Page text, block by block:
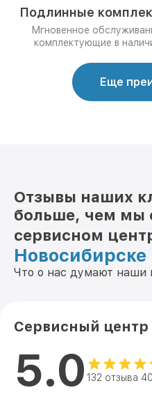
Подлинные
Мгновенное
комплектующие в
Еще
Отзывы наших
больше, чем мы
сервисном
Новосибирске
Что о нас думают наши
Сервисный центр
5.0 132 отзыва